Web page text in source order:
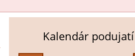
Kalendár podujatí